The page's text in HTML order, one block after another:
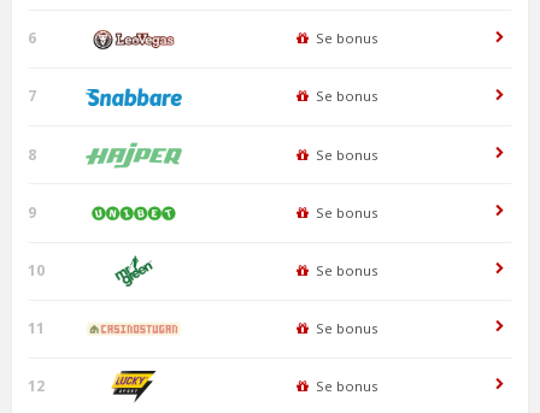
6 Se bonus
7 Se bonus
8 Se bonus
9 Se bonus
10 Se bonus
11 Se bonus
12 Se bonus